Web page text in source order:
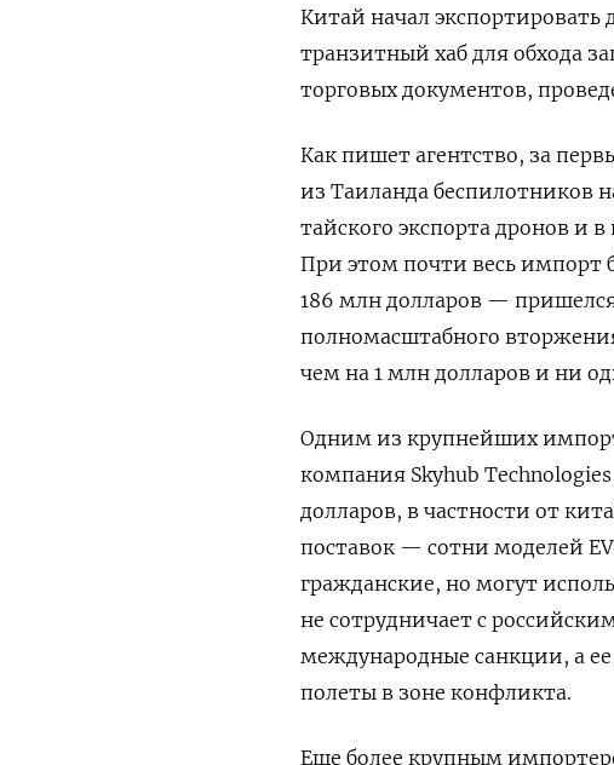
Китай начал экспортировать
транзитный хаб для обхода
торговых документов,
Как пишет агентство, за
из Таиланда беспилотников
тайского экспорта дронов и
При этом почти весь импорт
186 млн долларов —
полномасштабного
чем на 1 млн долларов и ни
Одним из крупнейших
компания Skyhub
долларов, в частности от
поставок — сотни моделей
гражданские, но могут
не сотрудничает с
международные санкции, а
полеты в зоне конфликта.
Еще более крупным